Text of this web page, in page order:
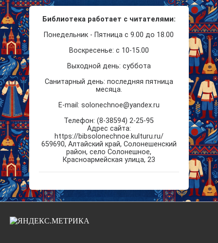
Библиотека работает с читателями:
Понедельник - Пятница с 9.00 до 18.00
Воскресенье: с 10-15.00
Выходной день: суббота
Санитарный день: последняя пятница
месяца.
E-mail: solonechnoe@yandex.ru
Телефон: (8-38594) 2-25-95
Aдрес сайта:
https://bibsolonechnoe.kulturu.ru/
659690, Алтайский край, Солонешенский
район, село Солонешное,
Красноармейская улица, 23